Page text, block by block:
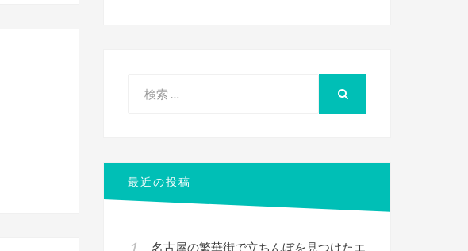
最近の投稿
名古屋の繁華街で立ちんぼを見つけたエ